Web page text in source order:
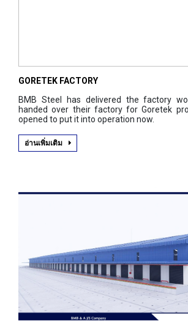
GORETEK FACTORY
BMB Steel has delivered the factory
handed over their factory for Goretek
opened to put it into operation now.
อ่านเพิ่มเติม